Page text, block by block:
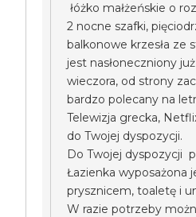
łóżko małżeńskie o
2 nocne szafki,
balkonowe krzesła ze
jest nasłoneczniony
wieczora, od strony
bardzo polecany na
Telewizja grecka,
do Twojej dyspozycji.
Do Twojej dyspozycji
Łazienka wyposażona
prysznicem, toaletę i
W razie potrzeby